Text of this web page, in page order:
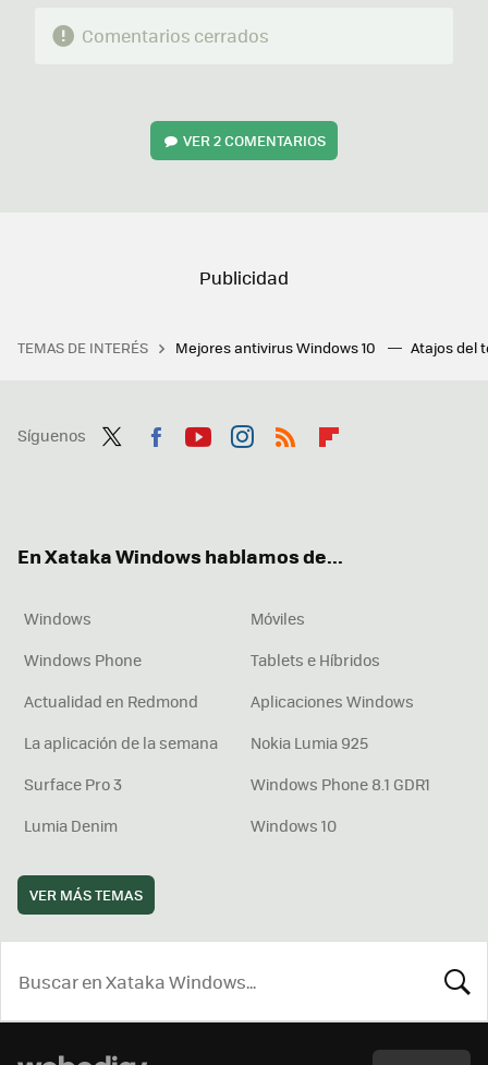
Comentarios cerrados
VER2 COMENTARIOS
TEMAS DE INTERÉS Mejores antivirus Windows 10 Atajos del
Síguenos
En Xataka Windows hablamos de...
Windows
Móviles
Windows Phone
Tablets e Híbridos
Actualidad en Redmond
Aplicaciones Windows
La aplicación de la semana
Nokia Lumia 925
Surface Pro 3
Windows Phone 8.1 GDR1
Lumia Denim
Windows 10
VER MÁS TEMAS